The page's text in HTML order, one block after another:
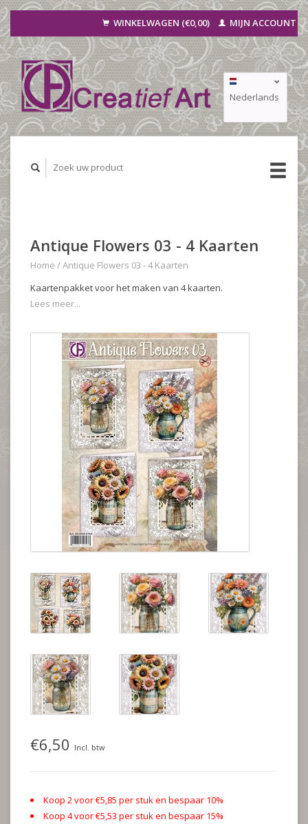
WINKELWAGEN (€0,00) MIJN ACCOUNT
Nederlands
Deutsch
Antique Flowers 03 - 4 Kaarten
Home /Antique Flowers 03 - 4 Kaarten
Kaartenpakket voor het maken van 4 kaarten.
Lees meer...
€6,50 Incl. btw
Koop 2 voor €5,85 per stuk en bespaar 10%
Koop 4 voor €5,53 per stuk en bespaar 15%